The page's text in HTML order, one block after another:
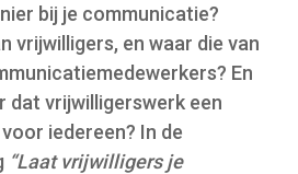
bij je communicatie?
vrijwilligers, en waar die van
En
dat vrijwilligerswerk een
iedereen? In de
“Laat vrijwilligers je